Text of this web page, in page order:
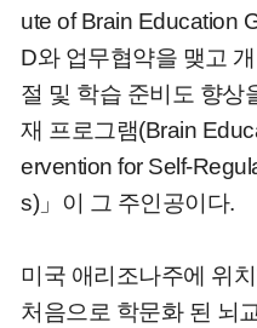
ute of Brain Education
D와 업무협약을 맺고
절 및 학습 준비도 향상
재 프로그램(Brain
ervention for Self-
s)」이 그 주인공이다.
미국 애리조나주에 위
처음으로 학문화 된 뇌